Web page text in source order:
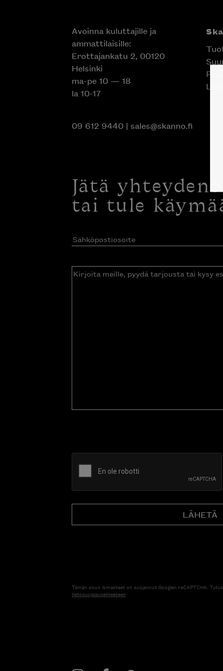
Avoinna kuluttajille ja
ammattilaisille:
Erottajankatu 2, 00120
Helsinki
ma-pe 10 — 18
la 10-17
09 612 9440| sales@skanno.fi
Jätä
tai tule
Sähköpostiosoite(Pakollinen)
Kirjoita
Tämän sivun lomakkeet on suojannut Googlen reCAPTCHA.
tietosuojalausekkeeseen